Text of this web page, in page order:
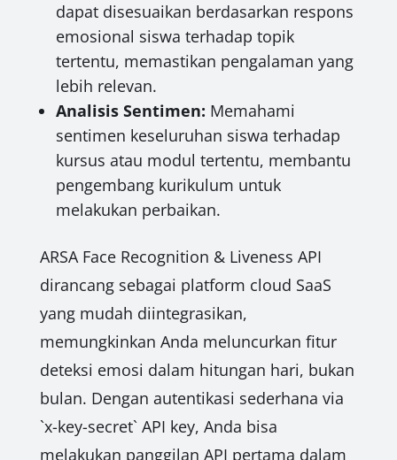
dapat disesuaikan berdasarkan respons
emosional siswa terhadap topik
tertentu, memastikan pengalaman yang
lebih relevan.
Analisis Sentimen: Memahami
sentimen keseluruhan siswa terhadap
kursus atau modul tertentu, membantu
pengembang kurikulum untuk
melakukan perbaikan.
ARSA Face Recognition & Liveness API
dirancang sebagai platform cloud SaaS
yang mudah diintegrasikan,
memungkinkan Anda meluncurkan fitur
deteksi emosi dalam hitungan hari, bukan
bulan. Dengan autentikasi sederhana via
`x-key-secret` API key, Anda bisa
melakukan panggilan API pertama dalam